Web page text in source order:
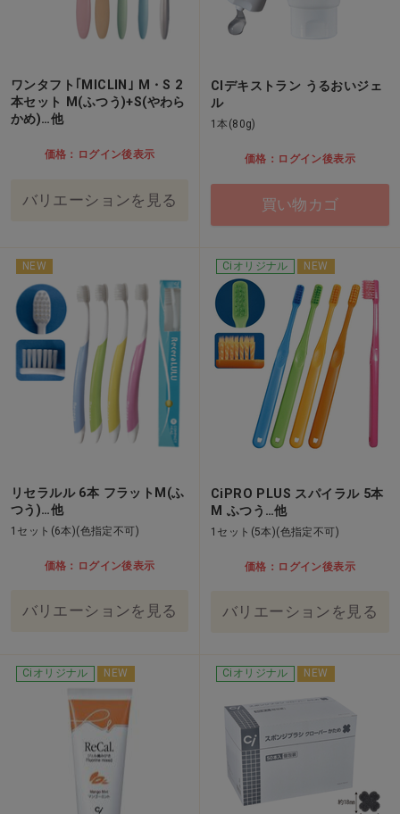
ワンタフト｢MICLIN｣ M・S 2
本セット M(ふつう)+S(やわら
かめ)…他
価格：ログイン後表示
バリエーションを見る
CIデキストラン うるおいジェ
ル
1本(80g)
価格：ログイン後表示
買い物カゴ
NEW
リセラルル 6本 フラットM(ふ
つう)…他
1セット(6本)(色指定不可)
価格：ログイン後表示
バリエーションを見る
Ciオリジナル NEW
CiPRO PLUS スパイラル 5本
M ふつう…他
1セット(5本)(色指定不可)
価格：ログイン後表示
バリエーションを見る
Ciオリジナル NEW Ciオリジナル NEW